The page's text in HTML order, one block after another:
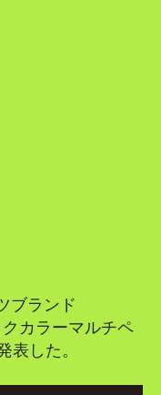
ブランド
クカラーマルチペ
表した。